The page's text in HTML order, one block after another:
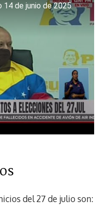
14 de junio de 2025
del 27 de julio son: